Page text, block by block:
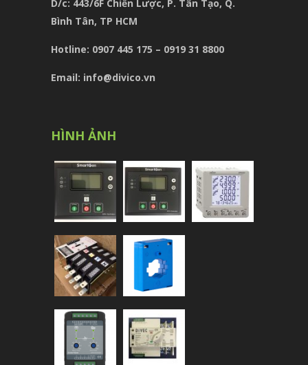
D/c: 443/6F Chiến Lược, P. Tân Tạo, Q.
Bình Tân, TP HCM
Hotline: 0907 445 175 – 0919 31 8800
Email: info@divico.vn
HÌNH ẢNH